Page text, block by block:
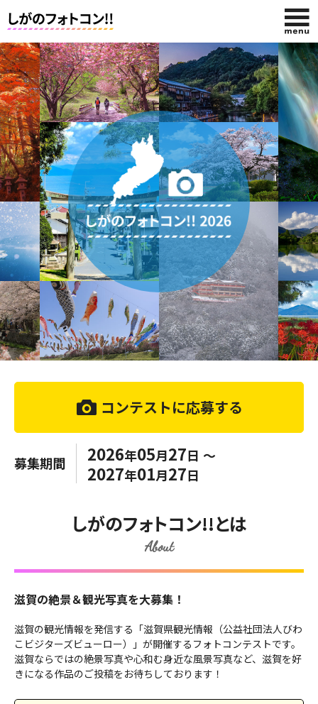
HOME
今回の賞品
投稿する
応募規約
投稿作品
コンテストに応募する
募集期間 2026年05月27日 ～
2027年01月27日
しがのフォトコン!!とは
About
滋賀の絶景＆観光写真を大募集！
滋賀の観光情報を発信する「滋賀県観光情報（公益社団法人びわ
こビジターズビューロー）」が開催するフォトコンテストです。
滋賀ならではの絶景写真や心和む身近な風景写真など、滋賀を好
きになる作品のご投稿をお待ちしております！